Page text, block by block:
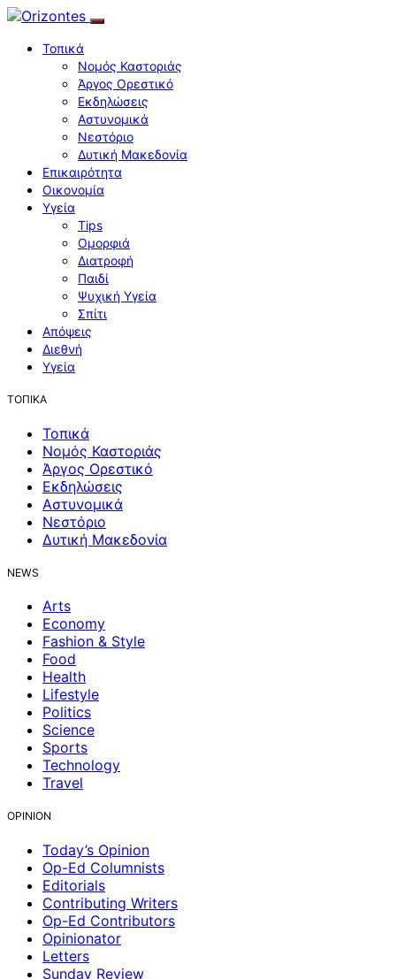
Τοπικά
Νομός Καστοριάς
Άργος Ορεστικό
Εκδηλώσεις
Αστυνομικά
Νεστόριο
Δυτική Μακεδονία
Επικαιρότητα
Οικονομία
Υγεία
Tips
Ομορφιά
Διατροφή
Παιδί
Ψυχική Υγεία
Σπίτι
Απόψεις
Διεθνή
Υγεία
ΤΟΠΙΚΑ
Τοπικά
Νομός Καστοριάς
Άργος Ορεστικό
Εκδηλώσεις
Αστυνομικά
Νεστόριο
Δυτική Μακεδονία
NEWS
Arts
Economy
Fashion & Style
Food
Health
Lifestyle
Politics
Science
Sports
Technology
Travel
OPINION
Today’s Opinion
Op-Ed Columnists
Editorials
Contributing Writers
Op-Ed Contributors
Opinionator
Letters
Sunday Review